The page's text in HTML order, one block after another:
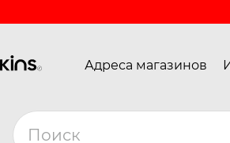
Адреса магазинов